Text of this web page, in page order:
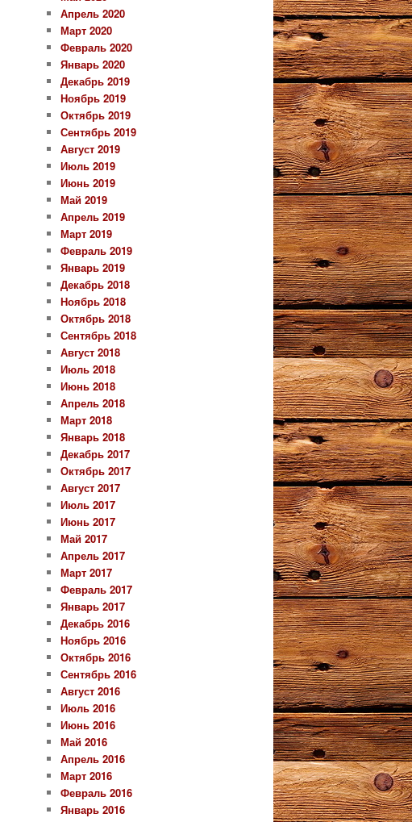
Апрель 2020
Март 2020
Февраль 2020
Январь 2020
Декабрь 2019
Ноябрь 2019
Октябрь 2019
Сентябрь 2019
Август 2019
Июль 2019
Июнь 2019
Май 2019
Апрель 2019
Март 2019
Февраль 2019
Январь 2019
Декабрь 2018
Ноябрь 2018
Октябрь 2018
Сентябрь 2018
Август 2018
Июль 2018
Июнь 2018
Апрель 2018
Март 2018
Январь 2018
Декабрь 2017
Октябрь 2017
Август 2017
Июль 2017
Июнь 2017
Май 2017
Апрель 2017
Март 2017
Февраль 2017
Январь 2017
Декабрь 2016
Ноябрь 2016
Октябрь 2016
Сентябрь 2016
Август 2016
Июль 2016
Июнь 2016
Май 2016
Апрель 2016
Март 2016
Февраль 2016
Январь 2016